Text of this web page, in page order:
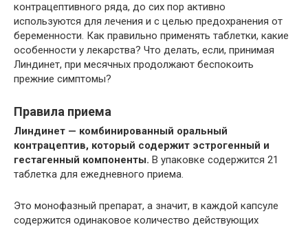
контрацептивного ряда, до сих пор активно
используются для лечения и с целью предохранения от
беременности. Как правильно применять таблетки, какие
особенности у лекарства? Что делать, если, принимая
Линдинет, при месячных продолжают беспокоить
прежние симптомы?
Правила приема
Линдинет — комбинированный оральный
контрацептив, который содержит эстрогенный и
гестагенный компоненты. В упаковке содержится 21
таблетка для ежедневного приема.
Это монофазный препарат, а значит, в каждой капсуле
содержится одинаковое количество действующих